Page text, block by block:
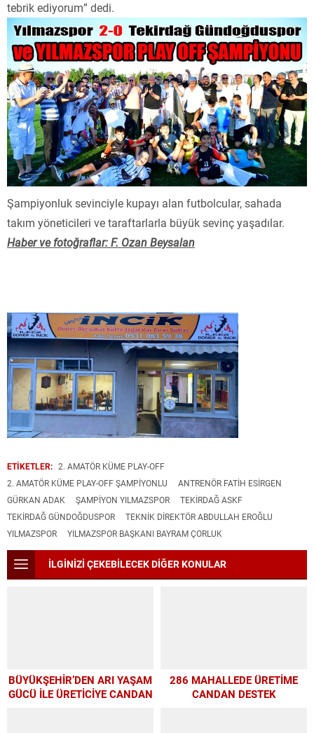
tebrik ediyorum” dedi.
Şampiyonluk sevinciyle kupayı alan futbolcular, sahada
takım yöneticileri ve taraftarlarla büyük sevinç yaşadılar.
Haber ve fotoğraflar: F. Ozan Beysalan
ETİKETLER: 2. AMATÖR KÜME PLAY-OFF
2. AMATÖR KÜME PLAY-OFF ŞAMPIYONLU
ANTRENÖR FATIH ESIRGEN
GÜRKAN ADAK
ŞAMPIYON YILMAZSPOR
TEKİRDAĞ ASKF
TEKIRDAĞ GÜNDOĞDUSPOR
TEKNIK DIREKTÖR ABDULLAH EROĞLU
YILMAZSPOR
YILMAZSPOR BAŞKANI BAYRAM ÇORLUK
İLGİNİZİ ÇEKEBİLECEK DİĞER KONULAR
BÜYÜKŞEHİR’DEN ARI YAŞAM
GÜCÜ İLE ÜRETİCİYE CANDAN
286 MAHALLEDE ÜRETİME
CANDAN DESTEK